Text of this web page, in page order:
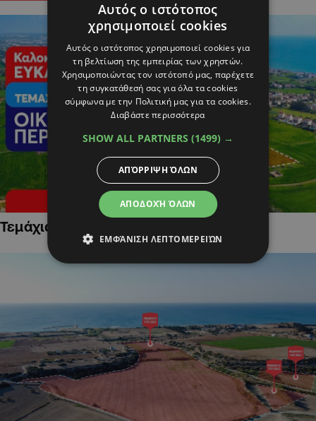
Τεμάχια Γης σε Οικιστικές Περιοχές
Αυτός ο ιστότοπος
χρησιμοποιεί cookies
Αυτός ο ιστότοπος χρησιμοποιεί cookies για
τη βελτίωση της εμπειρίας των χρηστών.
Χρησιμοποιώντας τον ιστότοπό μας, παρέχετε
τη συγκατάθεσή σας για όλα τα cookies
σύμφωνα με την Πολιτική μας για τα cookies.
Διαβάστε περισσότερα
SHOW ALL PARTNERS (1499) →
ΑΠΟΔΟΧΉ ΌΛΩΝ
ΑΠΌΡΡΙΨΗ ΌΛΩΝ
ΕΜΦΆΝΙΣΗ ΛΕΠΤΟΜΕΡΕΙΏΝ